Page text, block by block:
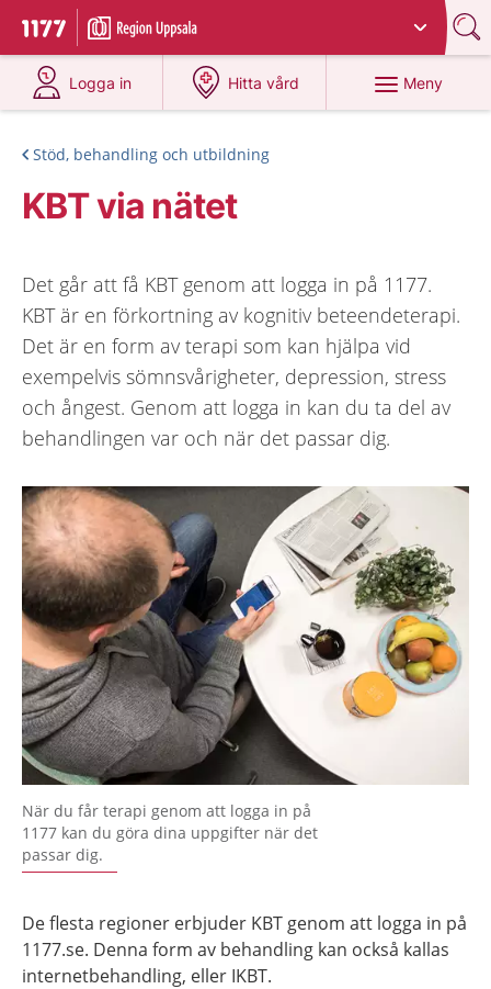
Till startsidan för 1177
Du har valt region
Logga in
på 1177.se
Hitta vård
på 1177.se
Meny
Stöd, behandling och utbildning
KBT via nätet
Det går att få KBT genom att logga in på 1177.
KBT är en förkortning av kognitiv beteendeterapi.
Det är en form av terapi som kan hjälpa vid
exempelvis sömnsvårigheter, depression, stress
och ångest. Genom att logga in kan du ta del av
behandlingen var och när det passar dig.
När du får terapi genom att logga in på
1177 kan du göra dina uppgifter när det
passar dig.
De flesta regioner erbjuder KBT genom att logga in på
1177.se. Denna form av behandling kan också kallas
internetbehandling, eller IKBT.